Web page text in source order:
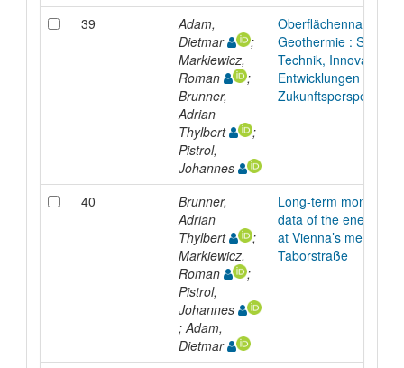
39
Adam,
Dietmar
;
Markiewicz,
Roman
;
Brunner,
Adrian
Thylbert
;
Pistrol,
Johannes
Oberflächennahe
Geothermie : Stand
Technik,
Entwicklungen &
Zukunftsperspektiven
40
Brunner,
Adrian
Thylbert
;
Markiewicz,
Roman
;
Pistrol,
Johannes
; Adam,
Dietmar
Long-term monitoring
data of the energy
at Vienna’s metro
Taborstraße